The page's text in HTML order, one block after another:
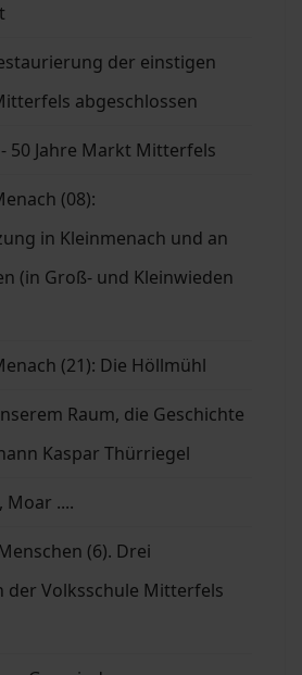
der einstigen
abgeschlossen
50 Jahre Markt Mitterfels
(08):
in Kleinmenach und an
(in Groß- und Kleinwieden
(21): Die Höllmühl
Raum, die Geschichte
Kaspar Thürriegel
Moar ....
(6). Drei
der Volksschule Mitterfels